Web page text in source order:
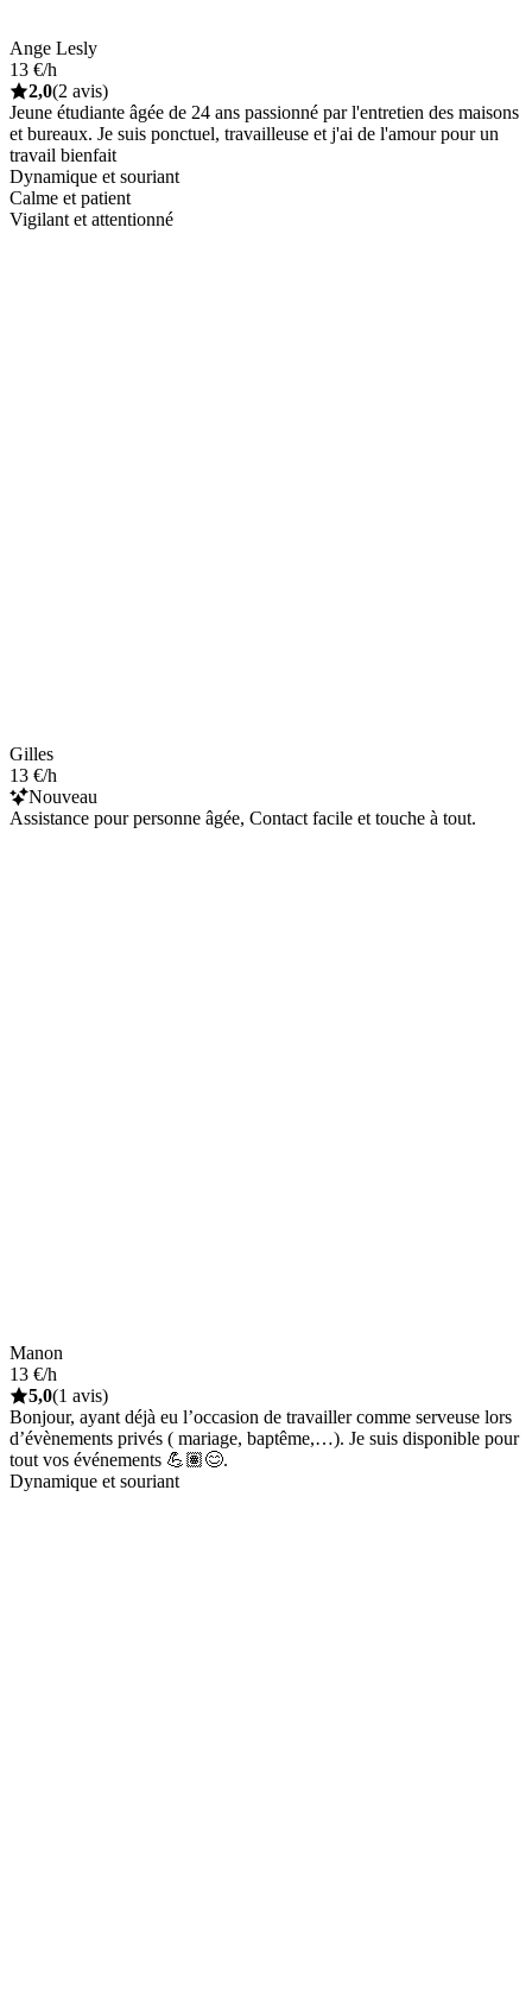
Ange Lesly
13 €/h
2,0(2 avis)
Jeune étudiante âgée de 24 ans passionné par l'entretien des maisons
et bureaux. Je suis ponctuel, travailleuse et j'ai de l'amour pour un
travail bienfait
Dynamique et souriant
Calme et patient
Vigilant et attentionné
Gilles
13 €/h
Nouveau
Assistance pour personne âgée, Contact facile et touche à tout.
Manon
13 €/h
5,0(1 avis)
Bonjour, ayant déjà eu l’occasion de travailler comme serveuse lors
d’évènements privés ( mariage, baptême,…). Je suis disponible pour
tout vos événements 💪🏽😊.
Dynamique et souriant